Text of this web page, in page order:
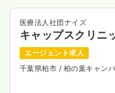
医療法人社団ナイズ
キャップスクリニ
エージェント求人
千葉県柏市 / 柏の葉キャン